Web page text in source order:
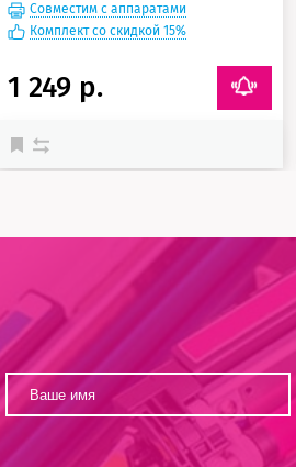
Совместим с аппаратами
Комплект со скидкой 15%
1 249 р.